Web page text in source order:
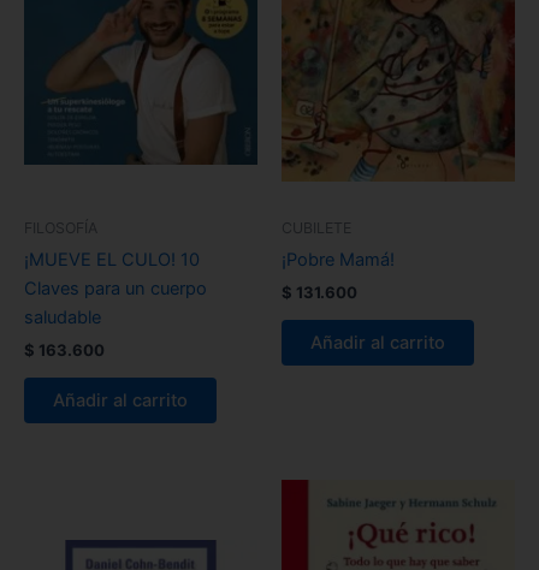
FILOSOFÍA
¡MUEVE EL CULO! 10
Claves para un cuerpo
saludable
$ 163.600
Añadir al carrito
CUBILETE
¡Pobre Mamá!
$ 131.600
Añadir al carrito